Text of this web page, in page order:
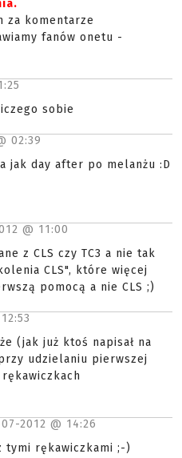
za komentarze
fanów onetu -
sobie
02:39
jak day after po melanżu :D
@ 11:00
z CLS czy TC3 a nie tak
CLS", które więcej
pomocą a nie CLS ;)
12:53
(jak już ktoś napisał na
udzielaniu pierwszej
2012 @ 14:26
tymi rękawiczkami ;-)